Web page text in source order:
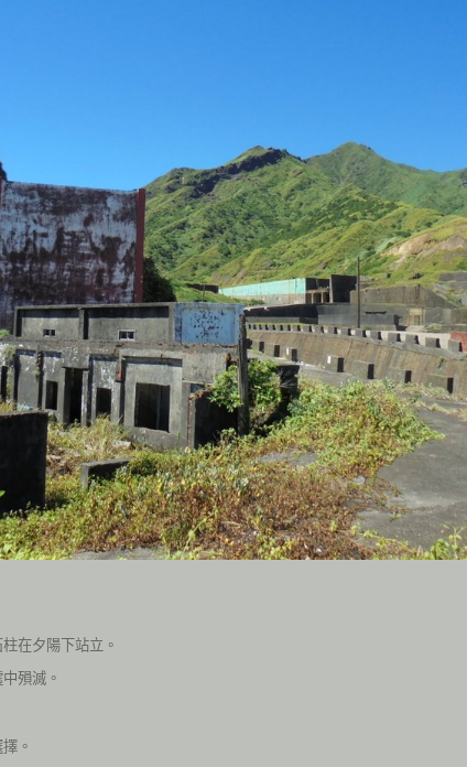
在夕陽下站立。
殞滅。
。